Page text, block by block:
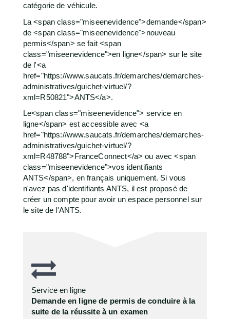
catégorie de véhicule.
La <span class="miseenevidence">demande</span>
de <span class="miseenevidence">nouveau
permis</span> se fait <span
class="miseenevidence">en ligne</span> sur le site
de l'<a
href="https://www.saucats.fr/demarches/demarches-
administratives/guichet-virtuel/?
xml=R50821">ANTS</a>.
Le<span class="miseenevidence"> service en
ligne</span> est accessible avec <a
href="https://www.saucats.fr/demarches/demarches-
administratives/guichet-virtuel/?
xml=R48788">FranceConnect</a> ou avec <span
class="miseenevidence">vos identifiants
ANTS</span>, en français uniquement. Si vous
n'avez pas d'identifiants ANTS, il est proposé de
créer un compte pour avoir un espace personnel sur
le site de l'ANTS.
Service en ligne
Demande en ligne de permis de conduire à la
suite de la réussite à un examen